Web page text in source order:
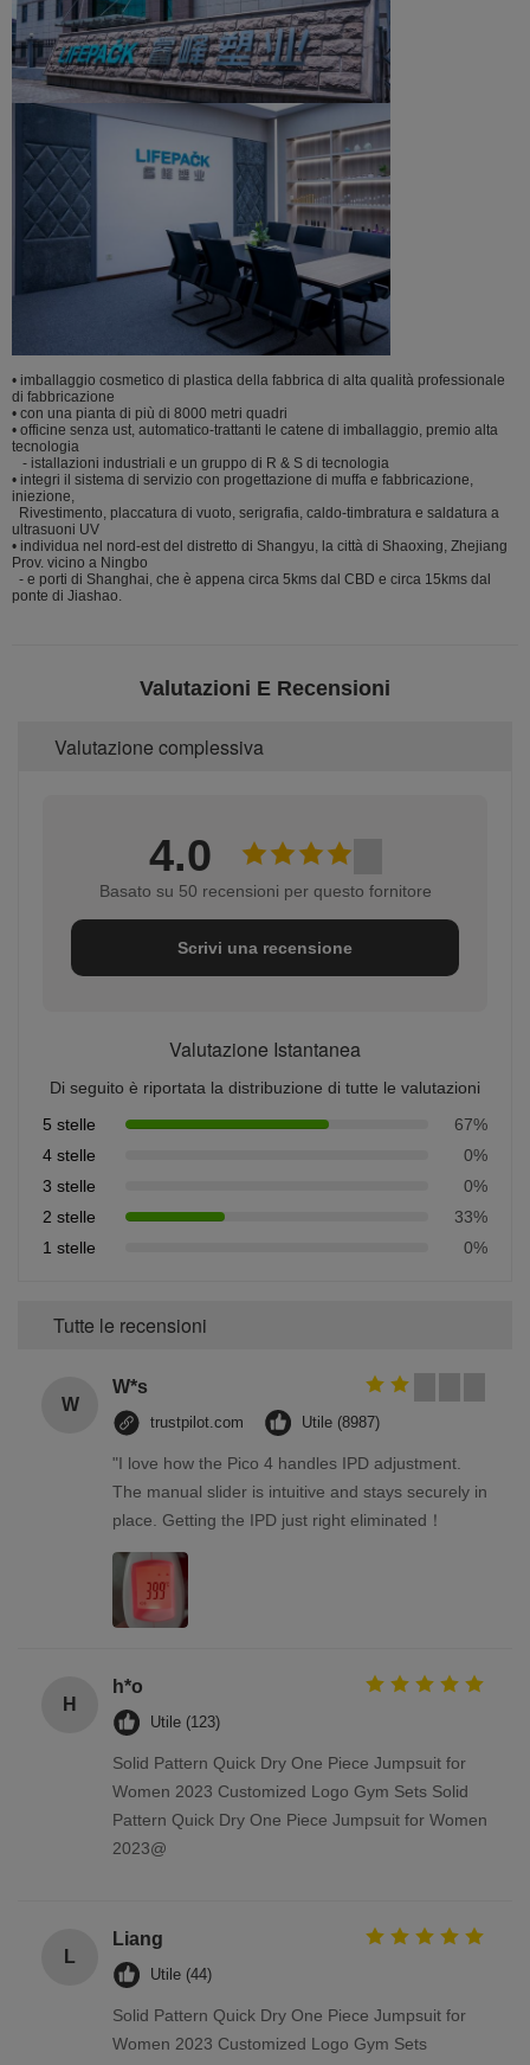
• imballaggio cosmetico di plastica della fabbrica di alta qualità professionale
di fabbricazione
• con una pianta di più di 8000 metri quadri
• officine senza ust, automatico-trattanti le catene di imballaggio, premio alta
tecnologia
- istallazioni industriali e un gruppo di R & S di tecnologia
• integri il sistema di servizio con progettazione di muffa e fabbricazione,
iniezione,
Rivestimento, placcatura di vuoto, serigrafia, caldo-timbratura e saldatura a
ultrasuoni UV
• individua nel nord-est del distretto di Shangyu, la città di Shaoxing, Zhejiang
Prov. vicino a Ningbo
- e porti di Shanghai, che è appena circa 5kms dal CBD e circa 15kms dal
ponte di Jiashao.
Valutazioni E Recensioni
Valutazione complessiva
4.0
Basato su 50 recensioni per questo fornitore
Scrivi una recensione
Valutazione Istantanea
Di seguito è riportata la distribuzione di tutte le valutazioni
5 stelle
67%
4 stelle
0%
3 stelle
0%
2 stelle
33%
1 stelle
0%
Tutte le recensioni
W
W*s
trustpilot.com Utile (8987)
"I love how the Pico 4 handles IPD adjustment.
The manual slider is intuitive and stays securely in
place. Getting the IPD just right eliminated！
H
h*o
Utile (123)
Solid Pattern Quick Dry One Piece Jumpsuit for
Women 2023 Customized Logo Gym Sets Solid
Pattern Quick Dry One Piece Jumpsuit for Women
2023@
L
Liang
Utile (44)
Solid Pattern Quick Dry One Piece Jumpsuit for
Women 2023 Customized Logo Gym Sets